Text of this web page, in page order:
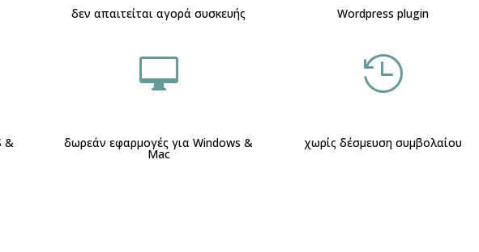
&
δεν απαιτείται αγορά συσκευής

δωρεάν εφαρμογές για Windows &
Mac
Wordpress plugin

χωρίς δέσμευση συμβολαίου